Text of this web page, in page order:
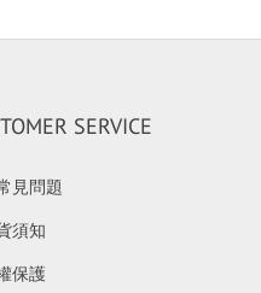
SERVICE
見問題
須知
保護